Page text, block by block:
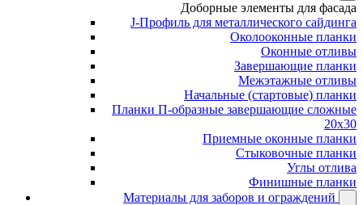
Доборные элементы для фасада
J-Профиль для металлического сайдинга
Околооконные планки
Оконные отливы
Завершающие планки
Межэтажные отливы
Начальные (стартовые) планки
Планки П-образные завершающие сложные
20x30
Приемные оконные планки
Стыковочные планки
Углы отлива
Финишные планки
Материалы для заборов и ограждений